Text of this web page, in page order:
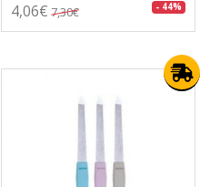
4,06€ 7,30€ - 44%